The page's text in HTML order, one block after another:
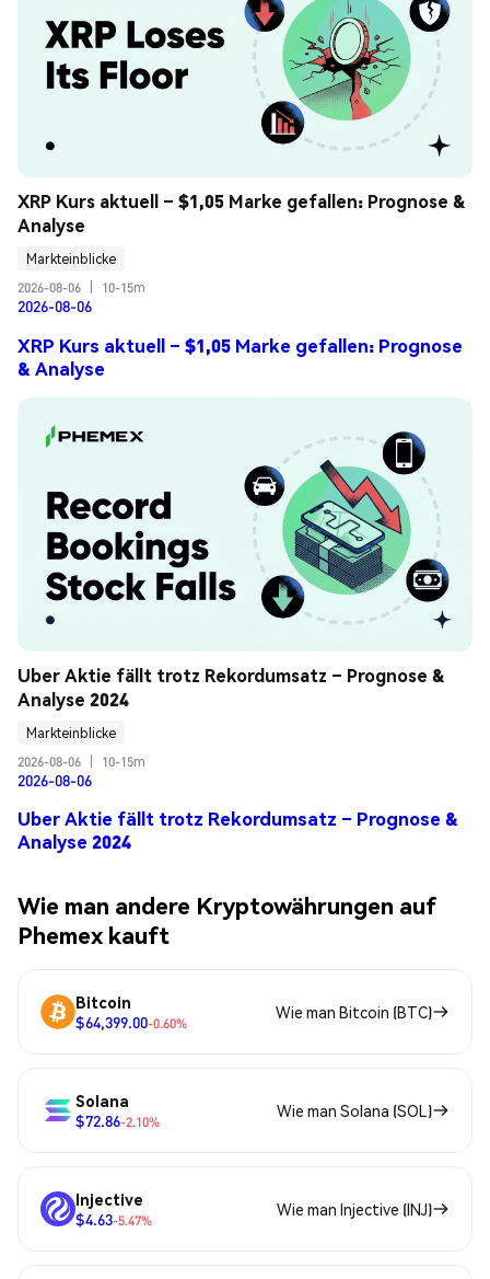
XRP Kurs aktuell – $1,05 Marke gefallen: Prognose &
Analyse
Markteinblicke
2026-08-06
10-15m
2026-08-06
XRP Kurs aktuell – $1,05 Marke gefallen: Prognose
& Analyse
Uber Aktie fällt trotz Rekordumsatz – Prognose &
Analyse 2024
Markteinblicke
2026-08-06
10-15m
2026-08-06
Uber Aktie fällt trotz Rekordumsatz – Prognose &
Analyse 2024
Wie man andere Kryptowährungen auf
Phemex kauft
Bitcoin
$64,399.00-0.60%
Wie man Bitcoin (BTC)
Solana
$72.86-2.10%
Wie man Solana (SOL)
Injective
$4.63-5.47%
Wie man Injective (INJ)